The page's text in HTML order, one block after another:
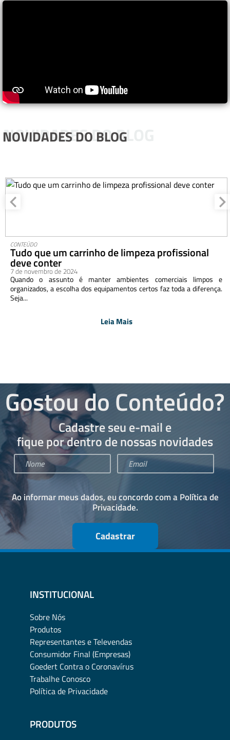
NOVIDADES DO BLOG
NOVIDADES DO BLOG
CONTEÚDO
Tudo que um carrinho de limpeza profissional
deve conter
7 de novembro de 2024
Quando o assunto é manter ambientes comerciais limpos e
organizados, a escolha dos equipamentos certos faz toda a diferença.
Seja...
Leia Mais
Gostou do Conteúdo?
Cadastre seu e-mail e
fique por dentro de nossas novidades
Ao informar meus dados, eu concordo com aPolítica de
Privacidade.
Cadastrar
INSTITUCIONAL
Sobre Nós
Produtos
Representantes e Televendas
Consumidor Final (Empresas)
Goedert Contra o Coronavírus
Trabalhe Conosco
Política de Privacidade
PRODUTOS